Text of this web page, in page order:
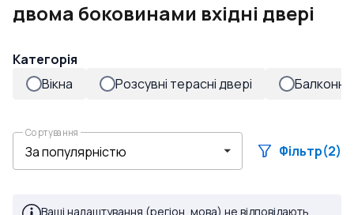
двома боковинами вхідні двері
Категорія
Вікна
Розсувні терасні двері Балконні
Сортування
Фільтр(2)
Ваші налаштування (регіон, мова) не відповідають